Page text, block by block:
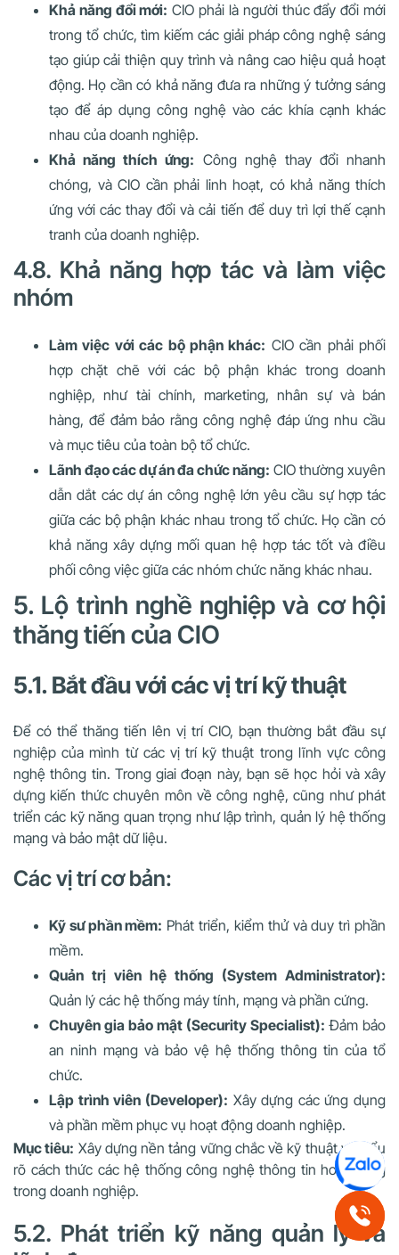
Khả năng đổi mới: CIO phải là người thúc đẩy đổi mới
trong tổ chức, tìm kiếm các giải pháp công nghệ sáng
tạo giúp cải thiện quy trình và nâng cao hiệu quả hoạt
động. Họ cần có khả năng đưa ra những ý tưởng sáng
tạo để áp dụng công nghệ vào các khía cạnh khác
nhau của doanh nghiệp.
Khả năng thích ứng: Công nghệ thay đổi nhanh
chóng, và CIO cần phải linh hoạt, có khả năng thích
ứng với các thay đổi và cải tiến để duy trì lợi thế cạnh
tranh của doanh nghiệp.
4.8. Khả năng hợp tác và làm việc
nhóm
Làm việc với các bộ phận khác: CIO cần phải phối
hợp chặt chẽ với các bộ phận khác trong doanh
nghiệp, như tài chính, marketing, nhân sự và bán
hàng, để đảm bảo rằng công nghệ đáp ứng nhu cầu
và mục tiêu của toàn bộ tổ chức.
Lãnh đạo các dự án đa chức năng: CIO thường xuyên
dẫn dắt các dự án công nghệ lớn yêu cầu sự hợp tác
giữa các bộ phận khác nhau trong tổ chức. Họ cần có
khả năng xây dựng mối quan hệ hợp tác tốt và điều
phối công việc giữa các nhóm chức năng khác nhau.
5. Lộ trình nghề nghiệp và cơ hội
thăng tiến của CIO
5.1. Bắt đầu với các vị trí kỹ thuật
Để có thể thăng tiến lên vị trí CIO, bạn thường bắt đầu sự
nghiệp của mình từ các vị trí kỹ thuật trong lĩnh vực công
nghệ thông tin. Trong giai đoạn này, bạn sẽ học hỏi và xây
dựng kiến thức chuyên môn về công nghệ, cũng như phát
triển các kỹ năng quan trọng như lập trình, quản lý hệ thống
mạng và bảo mật dữ liệu.
Các vị trí cơ bản:
Kỹ sư phần mềm: Phát triển, kiểm thử và duy trì phần
mềm.
Quản trị viên hệ thống (System Administrator):
Quản lý các hệ thống máy tính, mạng và phần cứng.
Chuyên gia bảo mật (Security Specialist): Đảm bảo
an ninh mạng và bảo vệ hệ thống thông tin của tổ
chức.
Lập trình viên (Developer): Xây dựng các ứng dụng
và phần mềm phục vụ hoạt động doanh nghiệp.
Mục tiêu: Xây dựng nền tảng vững chắc về kỹ thuật và hiểu
rõ cách thức các hệ thống công nghệ thông tin hoạt động
trong doanh nghiệp.
5.2. Phát triển kỹ năng quản lý và